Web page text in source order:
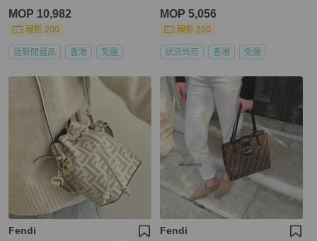
MOP 10,982
現折 200
近新閒置品 香港 免運
MOP 5,056
現折 200
狀況尚可 香港 免運
Fendi Fendi